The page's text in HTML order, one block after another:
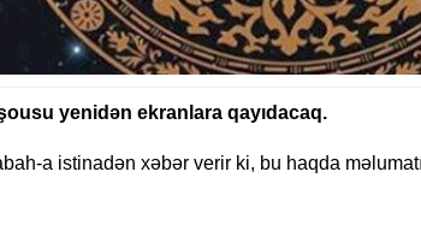
yenidən ekranlara qayıdacaq.
a istinadən xəbər verir ki, bu haqda